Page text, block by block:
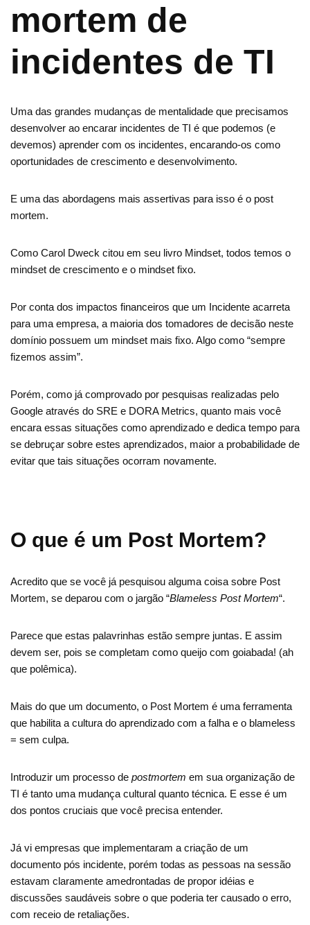
mortem de
incidentes de TI
Uma das grandes mudanças de mentalidade que precisamos
desenvolver ao encarar incidentes de TI é que podemos (e
devemos) aprender com os incidentes, encarando-os como
oportunidades de crescimento e desenvolvimento.
E uma das abordagens mais assertivas para isso é o post
mortem.
Como Carol Dweck citou em seu livro Mindset, todos temos o
mindset de crescimento e o mindset fixo.
Por conta dos impactos financeiros que um Incidente acarreta
para uma empresa, a maioria dos tomadores de decisão neste
domínio possuem um mindset mais fixo. Algo como “sempre
fizemos assim”.
Porém, como já comprovado por pesquisas realizadas pelo
Google através do SRE e DORA Metrics, quanto mais você
encara essas situações como aprendizado e dedica tempo para
se debruçar sobre estes aprendizados, maior a probabilidade de
evitar que tais situações ocorram novamente.
O que é um Post Mortem?
Acredito que se você já pesquisou alguma coisa sobre Post
Mortem, se deparou com o jargão “Blameless Post Mortem“.
Parece que estas palavrinhas estão sempre juntas. E assim
devem ser, pois se completam como queijo com goiabada! (ah
que polêmica).
Mais do que um documento, o Post Mortem é uma ferramenta
que habilita a cultura do aprendizado com a falha e o blameless
= sem culpa.
Introduzir um processo de postmortem em sua organização de
TI é tanto uma mudança cultural quanto técnica. E esse é um
dos pontos cruciais que você precisa entender.
Já vi empresas que implementaram a criação de um
documento pós incidente, porém todas as pessoas na sessão
estavam claramente amedrontadas de propor idéias e
discussões saudáveis sobre o que poderia ter causado o erro,
com receio de retaliações.